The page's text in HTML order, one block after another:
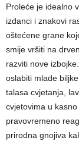
Proleće je idealno
izdanci i znakovi
oštećene grane
smije vršiti na
razviti nove
oslabiti mlade
talasa cvjetanja,
cvjetovima u
pravovremeno
prirodna gnojiva